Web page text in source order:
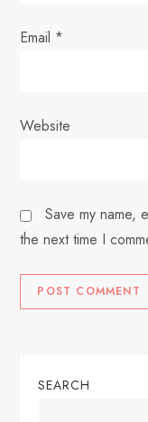
Email *
Website
Save my name,
the next time I
SEARCH